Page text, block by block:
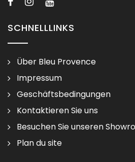
SCHNELLLINKS
Über Bleu Provence
Impressum
Geschäftsbedingungen
Kontaktieren Sie uns
Besuchen Sie unseren
Plan du site